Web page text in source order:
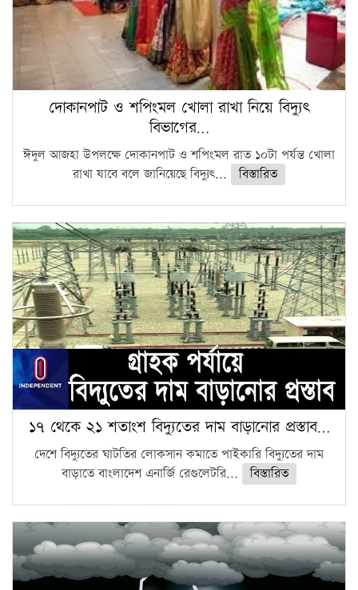
দোকানপাট ও শপিংমল খোলা রাখা নিয়ে বিদ্যুৎ
বিভাগের…
ঈদুল আজহা উপলক্ষে দোকানপাট ও শপিংমল রাত ১০টা পর্যন্ত খোলা
রাখা যাবে বলে জানিয়েছে বিদ্যুৎ...
বিস্তারিত
১৭ থেকে ২১ শতাংশ বিদ্যুতের দাম বাড়ানোর প্রস্তাব…
দেশে বিদ্যুতের ঘাটতির লোকসান কমাতে পাইকারি বিদ্যুতের দাম
বাড়াতে বাংলাদেশ এনার্জি রেগুলেটরি...
বিস্তারিত